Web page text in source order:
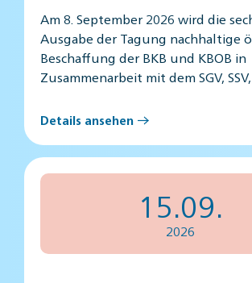
Am 8. September 2026 wird die
Ausgabe der Tagung nachhaltige
Beschaffung der BKB und KBOB in
Zusammenarbeit mit dem SGV,
Details ansehen
15.09.
2026